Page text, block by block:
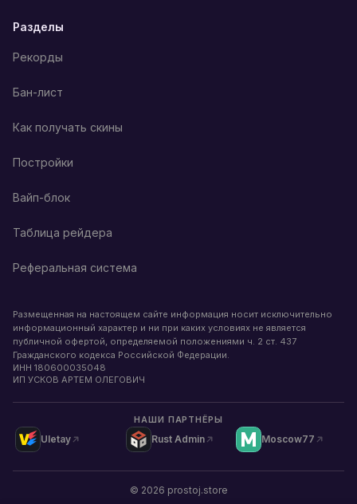
Разделы
Рекорды
Бан-лист
Как получать скины
Постройки
Вайп-блок
Таблица рейдера
Реферальная система
Размещенная на настоящем сайте информация носит исключительно
информационный характер и ни при каких условиях не является
публичной офертой, определяемой положениями ч. 2 ст. 437
Гражданского кодекса Российской Федерации.
ИНН 180600035048
ИП УСКОВ АРТЕМ ОЛЕГОВИЧ
НАШИ ПАРТНЁРЫ
Uletay Rust Admin Moscow77
© 2026 prostoj.store